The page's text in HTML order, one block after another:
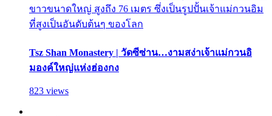
ขาวขนาดใหญ่ สูงถึง 76 เมตร ซึ่งเป็นรูปปั้นเจ้าแม่กวนอิม
ที่สูงเป็นอันดับต้นๆ ของโลก
Tsz Shan Monastery | วัดซีซ่าน…งามสง่าเจ้าแม่กวนอิ
มองค์ใหญ่แห่งฮ่องกง
823 views